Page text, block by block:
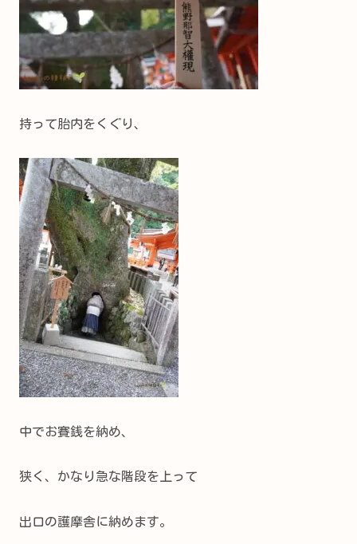
持って胎内をくぐり、
中でお賽銭を納め、
狭く、かなり急な階段を上って
出口の護摩舎に納めます。